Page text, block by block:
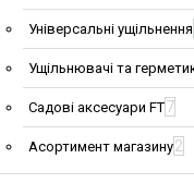
Універсальні ущільнення
Ущільнювачі та
Садові аксесуари FT7
Асортимент магазину2